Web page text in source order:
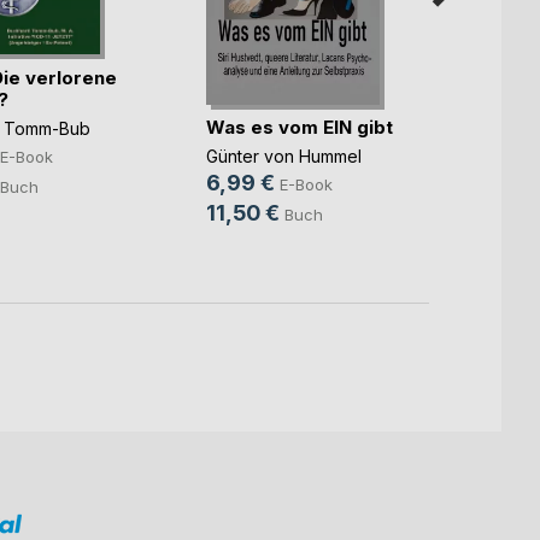
verlorene
Bub
E-Book
Buch
Was es vom EIN gibt
Günter von Hummel
6,99 € E-Book
11,50 € Buch